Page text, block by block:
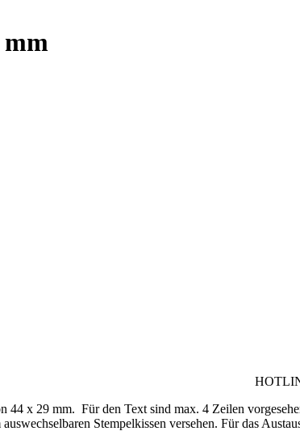
mm
x 29 mm. Für den Text sind max. 4 Zeilen
Stempelkissen versehen. Für das